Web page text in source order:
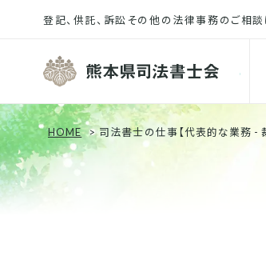
HOME 司法書士の仕事【代表的な業務 -